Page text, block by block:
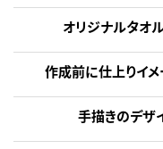
オリジナルタオ
作成前に仕上りイメ
手描きのデザ